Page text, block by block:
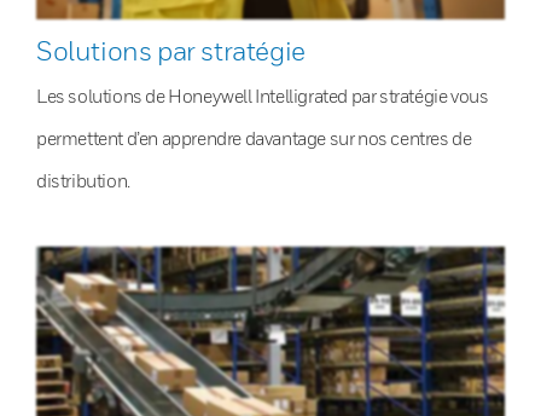
Solutions par stratégie
Les solutions de Honeywell Intelligrated par stratégie vous
permettent d’en apprendre davantage sur nos centres de
distribution.